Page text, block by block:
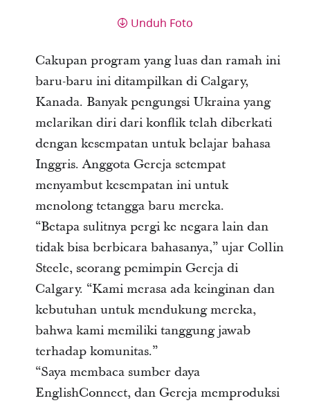
Unduh Foto
Cakupan program yang luas dan ramah ini
baru-baru ini ditampilkan di Calgary,
Kanada. Banyak pengungsi Ukraina yang
melarikan diri dari konflik telah diberkati
dengan kesempatan untuk belajar bahasa
Inggris. Anggota Gereja setempat
menyambut kesempatan ini untuk
menolong tetangga baru mereka.
“Betapa sulitnya pergi ke negara lain dan
tidak bisa berbicara bahasanya,” ujar Collin
Steele, seorang pemimpin Gereja di
Calgary. “Kami merasa ada keinginan dan
kebutuhan untuk mendukung mereka,
bahwa kami memiliki tanggung jawab
terhadap komunitas.”
“Saya membaca sumber daya
EnglishConnect, dan Gereja memproduksi